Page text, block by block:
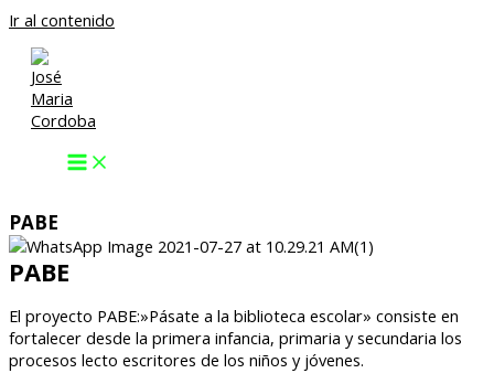
Ir al contenido
PABE
PABE
El proyecto PABE:»Pásate a la biblioteca escolar» consiste en
fortalecer desde la primera infancia, primaria y secundaria los
procesos lecto escritores de los niños y jóvenes.